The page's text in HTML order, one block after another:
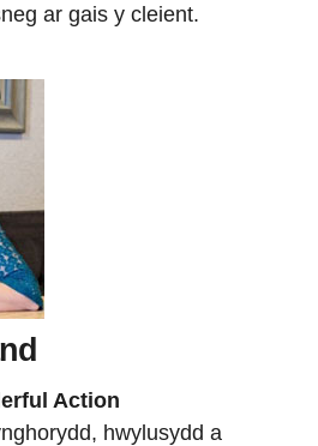
ar gais y cleient.
Action
hwylusydd a